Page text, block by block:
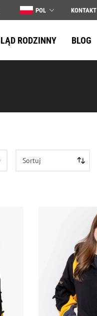
POL KONTAKT
RODZINNY BLOG
Sortuj